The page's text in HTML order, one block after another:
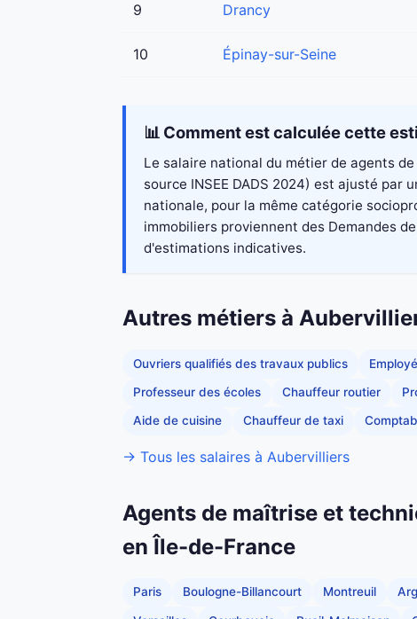
9 Drancy
10 Épinay-sur-Seine
📊 Comment est calculée cette
Le salaire national du métier de agents
source INSEE DADS 2024) est ajusté
nationale, pour la même catégorie
immobiliers proviennent des Demandes
d'estimations indicatives.
Autres métiers à
Ouvriers qualifiés des travaux publics
Professeur des écoles Chauffeur routier
Aide de cuisine Chauffeur de taxi
→ Tous les salaires à Aubervilliers
Agents de maîtrise et
en Île-de-France
Paris Boulogne-Billancourt Montreuil